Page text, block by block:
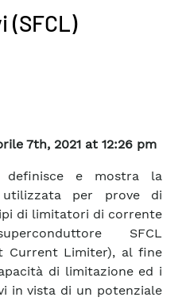
(SFCL)
7th, 2021 at 12:26 pm
definisce e mostra la
per prove di
di limitatori di corrente
SFCL
Current Limiter), al fine
di limitazione ed i
in vista di un potenziale